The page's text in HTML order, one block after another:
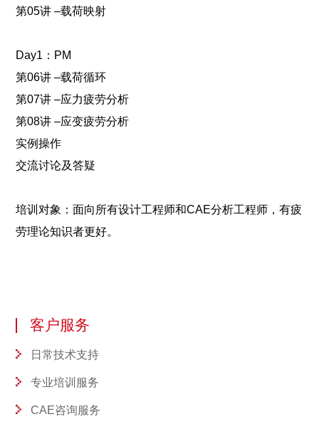
第05讲 –载荷映射
Day1：PM
第06讲 –载荷循环
第07讲 –应力疲劳分析
第08讲 –应变疲劳分析
实例操作
交流讨论及答疑
培训对象：面向所有设计工程师和CAE分析工程师，有疲
劳理论知识者更好。
客户服务
日常技术支持
专业培训服务
CAE咨询服务